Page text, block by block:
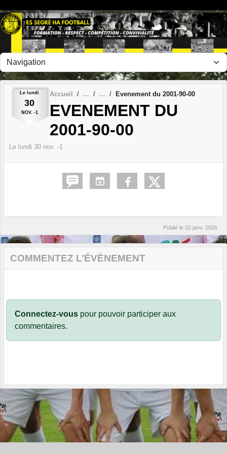
Le lundi
30
NOV. -1
Accueil Evenement du 2001-90-00
EVENEMENT DU
2001-90-00
Le lundi 30 nov. -1
Publié le 02 janv. 2026
COMMENTEZ L’ÉVÈNEMENT
Connectez-vous pour pouvoir participer aux
commentaires.